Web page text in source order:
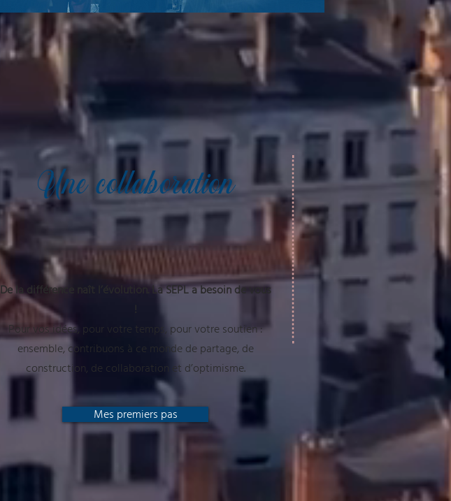
Une collaboration
De la différence naît l’évolution. La SEPL a besoin de vous
Pour vos idées, pour votre temps, pour votre soutien :
ensemble, contribuons à ce monde de partage, de
construction, de collaboration et d’optimisme.
Mes premiers pas